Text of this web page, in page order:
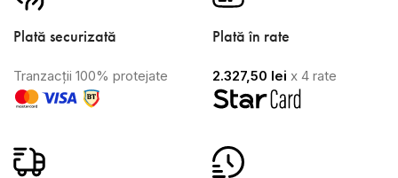
Plată securizată
Tranzacții 100% protejate
Plată în rate
2.327,50 lei x 4 rate